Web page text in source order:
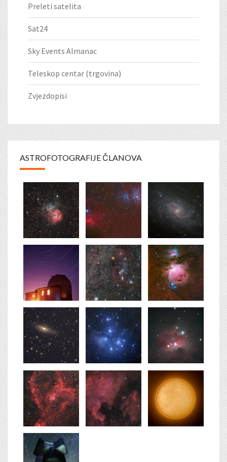
Preleti satelita
Sat24
Sky Events Almanac
Teleskop centar (trgovina)
Zvjezdopisi
ASTROFOTOGRAFIJE ČLANOVA